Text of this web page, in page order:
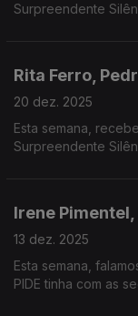
Surpreendente
Rita Ferro,
20 dez. 2025
Esta semana,
Surpreendente
Irene
13 dez. 2025
Esta semana,
PIDE tinha com as